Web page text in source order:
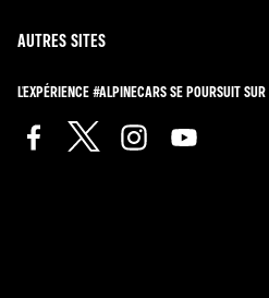
AUTRES SITES
L'EXPÉRIENCE #ALPINECARS SE POURSUIT SUR